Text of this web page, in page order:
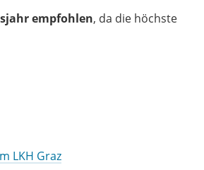
empfohlen, da die höchste
LKH Graz